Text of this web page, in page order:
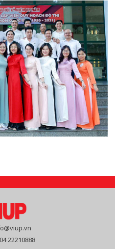
22210888